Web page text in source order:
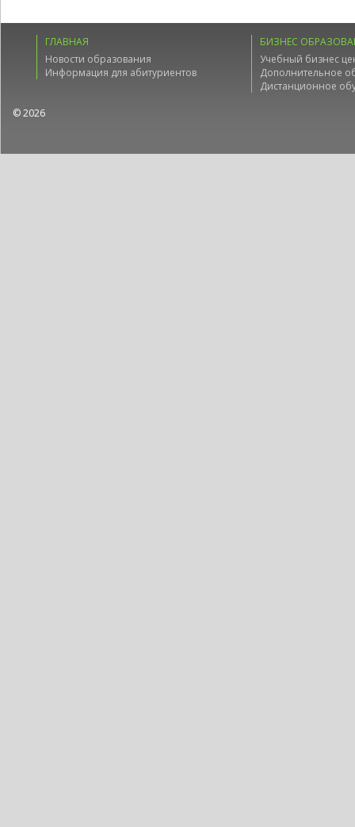
ГЛАВНАЯ
Новости образования
Информация для абитуриентов
БИЗНЕС
Учебный бизнес
Дополнительное
Дистанционное
© 2026